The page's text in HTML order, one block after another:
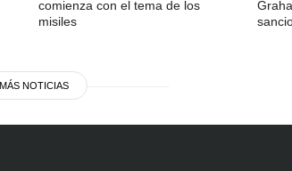
comienza con el tema de los
misiles
MÁS NOTICIAS